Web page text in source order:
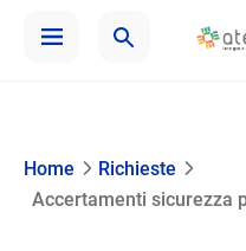
Home
Richieste
Accertamenti sicurezza